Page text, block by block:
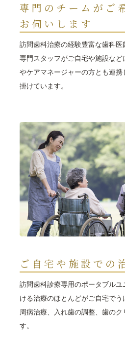
専門のチームがご
お伺いします
訪問歯科治療の経験豊富な歯科
専門スタッフがご自宅や施設な
やケアマネージャーの方とも連
掛けています。
ご自宅や施設での
訪問歯科診療専用のポータブル
ける治療のほとんどがご自宅で
周病治療、入れ歯の調整、歯の
す。